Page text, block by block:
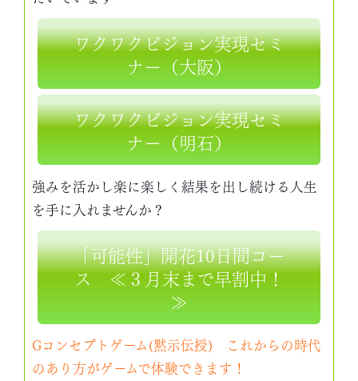
ワクワクビジョン実現セミ
ナー（大阪）
ワクワクビジョン実現セミ
ナー（明石）
強みを活かし楽に楽しく結果を出し続ける人生
を手に入れませんか？
「可能性」開花10日間コー
ス ≪３月末まで早割中！
≫
Gコンセプトゲーム(黙示伝授) これからの時代
のあり方がゲームで体験できます！